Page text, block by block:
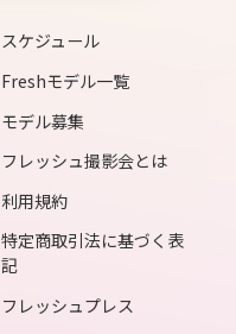
スケジュール
Freshモデル一覧
モデル募集
フレッシュ撮影会とは
利用規約
特定商取引法に基づく表
記
フレッシュプレス